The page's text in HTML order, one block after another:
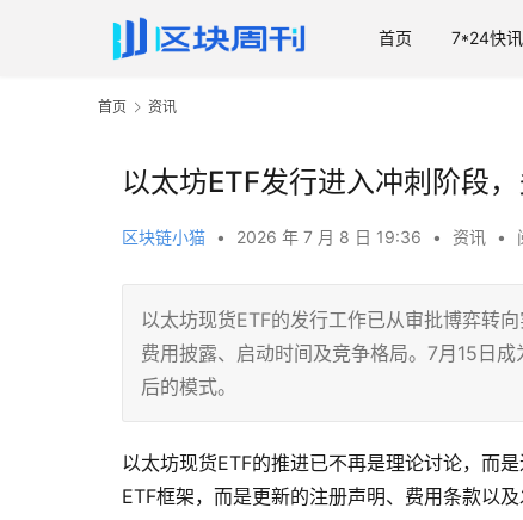
首页 7*24快讯
首页 资讯
以太坊ETF发行进入冲刺阶段
区块链小猫 • 2026 年 7 月 8 日 19:36 • 资讯 •
以太坊现货ETF的发行工作已从审批博弈转
费用披露、启动时间及竞争格局。7月15日
后的模式。
以太坊现货ETF的推进已不再是理论讨论，而
ETF框架，而是更新的注册声明、费用条款以及